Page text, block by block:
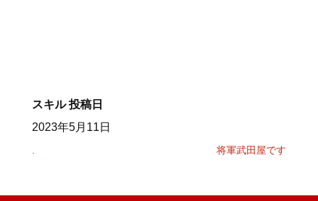
スキル 投稿日
2023年5月11日
. 将軍武田屋です